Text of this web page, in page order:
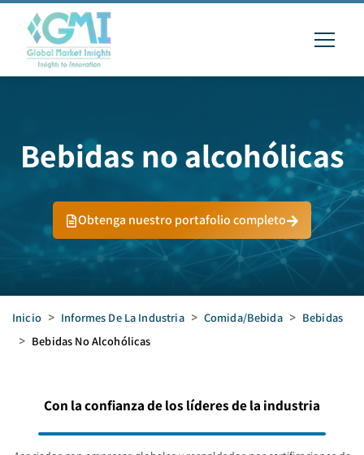
Bebidas no alcohólicas
Obtenga nuestro portafolio completo
Inicio > Informes De La Industria > Comida/bebida > Bebidas
> Bebidas No Alcohólicas
Con la confianza de los líderes de la industria